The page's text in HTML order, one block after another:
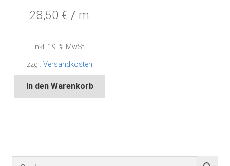
28,50€ / m
inkl. 19 % MwSt.
zzgl.Versandkosten
In den Warenkorb